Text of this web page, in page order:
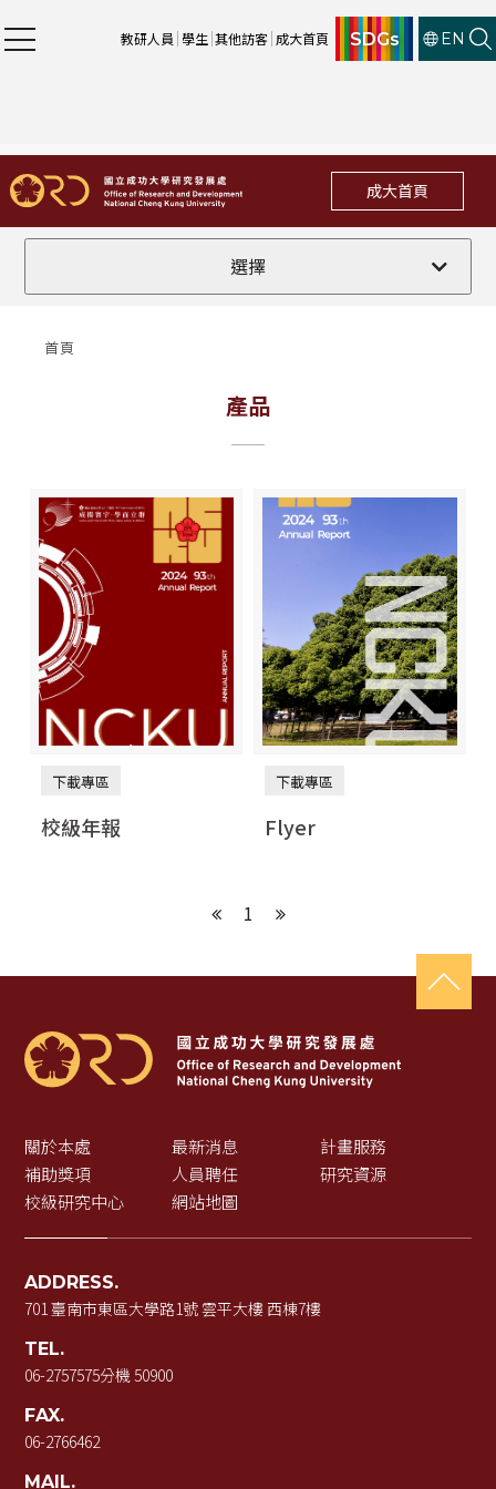
教研人員 學生 其他訪客 成大首頁 SDGs EN
成大首頁
選擇
下載專區
首頁
產品
下載專區
校級年報
前往：校級年報
下載專區
Flyer
前往：Flyer
上一頁
1 下一頁
關於本處 最新消息
計畫服務
補助獎項
人員聘任
研究資源
校級研究中心
網站地圖
ADDRESS.
701 臺南市東區大學路1號 雲平大樓 西棟7樓
TEL.
06-2757575分機 50900
FAX.
06-2766462
MAIL.